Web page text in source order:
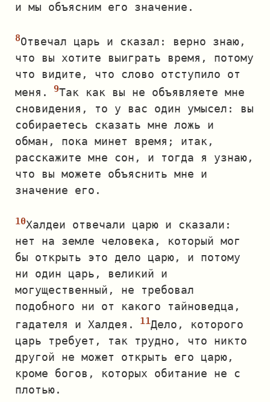
и мы объясним его значение.
Отвечал царь и сказал: верно знаю,
что вы хотите выиграть время, потому
что видите, что слово отступило от
меня.
Так как вы не объявляете мне
сновидения, то у вас один умысел: вы
собираетесь сказать мне ложь и
обман, пока минет время; итак,
расскажите мне сон, и тогда я узнаю,
что вы можете объяснить мне и
значение его.
Халдеи отвечали царю и сказали:
нет на земле человека, который мог
бы открыть это дело царю, и потому
ни один царь, великий и
могущественный, не требовал
подобного ни от какого тайноведца,
гадателя и Халдея.
Дело, которого
царь требует, так трудно, что никто
другой не может открыть его царю,
кроме богов, которых обитание не с
плотью.